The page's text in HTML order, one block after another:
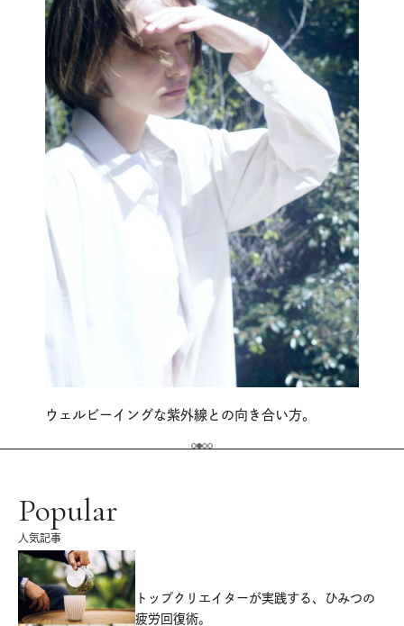
ウェルビーイングな紫外線との向き合い方。
Popular
人気記事
トップクリエイターが実践する、ひみつの
疲労回復術。